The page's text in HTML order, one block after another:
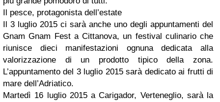
Il pesce, protagonista dell’estate
Il 3 luglio 2015 ci sarà anche uno degli appuntamenti del
Gnam Gnam Fest a Cittanova, un festival culinario che
riunisce dieci manifestazioni ognuna dedicata alla
valorizzazione di un prodotto tipico della zona.
L’appuntamento del 3 luglio 2015 sarà dedicato ai frutti di
mare dell’Adriatico.
Martedì 16 luglio 2015 a Carigador, Verteneglio, sarà la